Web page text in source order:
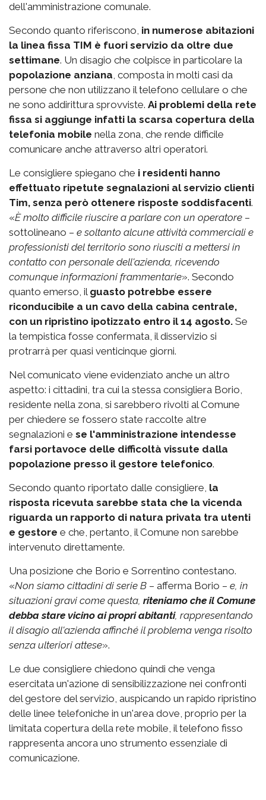
dell'amministrazione comunale.
Secondo quanto riferiscono, in numerose abitazioni
la linea fissa TIM è fuori servizio da oltre due
settimane. Un disagio che colpisce in particolare la
popolazione anziana, composta in molti casi da
persone che non utilizzano il telefono cellulare o che
ne sono addirittura sprovviste. Ai problemi della rete
fissa si aggiunge infatti la scarsa copertura della
telefonia mobile nella zona, che rende difficile
comunicare anche attraverso altri operatori.
Le consigliere spiegano che i residenti hanno
effettuato ripetute segnalazioni al servizio clienti
Tim, senza però ottenere risposte soddisfacenti.
«È molto difficile riuscire a parlare con un operatore –
sottolineano – e soltanto alcune attività commerciali e
professionisti del territorio sono riusciti a mettersi in
contatto con personale dell'azienda, ricevendo
comunque informazioni frammentarie». Secondo
quanto emerso, il guasto potrebbe essere
riconducibile a un cavo della cabina centrale,
con un ripristino ipotizzato entro il 14 agosto. Se
la tempistica fosse confermata, il disservizio si
protrarrà per quasi venticinque giorni.
Nel comunicato viene evidenziato anche un altro
aspetto: i cittadini, tra cui la stessa consigliera Borio,
residente nella zona, si sarebbero rivolti al Comune
per chiedere se fossero state raccolte altre
segnalazioni e se l'amministrazione intendesse
farsi portavoce delle difficoltà vissute dalla
popolazione presso il gestore telefonico.
Secondo quanto riportato dalle consigliere, la
risposta ricevuta sarebbe stata che la vicenda
riguarda un rapporto di natura privata tra utenti
e gestore e che, pertanto, il Comune non sarebbe
intervenuto direttamente.
Una posizione che Borio e Sorrentino contestano.
«Non siamo cittadini di serie B – afferma Borio – e, in
situazioni gravi come questa, riteniamo che il Comune
debba stare vicino ai propri abitanti, rappresentando
il disagio all'azienda affinché il problema venga risolto
senza ulteriori attese».
Le due consigliere chiedono quindi che venga
esercitata un'azione di sensibilizzazione nei confronti
del gestore del servizio, auspicando un rapido ripristino
delle linee telefoniche in un'area dove, proprio per la
limitata copertura della rete mobile, il telefono fisso
rappresenta ancora uno strumento essenziale di
comunicazione.